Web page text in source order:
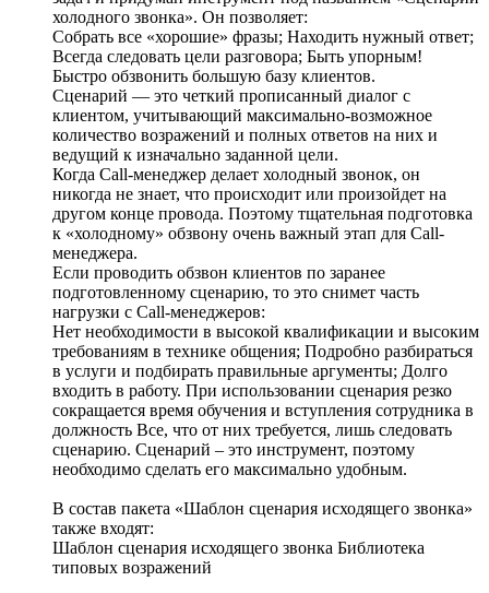
холодного звонка». Он позволяет:
Собрать все «хорошие» фразы; Находить нужный ответ;
Всегда следовать цели разговора; Быть упорным!
Быстро обзвонить большую базу клиентов.
Сценарий — это четкий прописанный диалог с
клиентом, учитывающий максимально-возможное
количество возражений и полных ответов на них и
ведущий к изначально заданной цели.
Когда Call-менеджер делает холодный звонок, он
никогда не знает, что происходит или произойдет на
другом конце провода. Поэтому тщательная подготовка
к «холодному» обзвону очень важный этап для Call-
менеджера.
Если проводить обзвон клиентов по заранее
подготовленному сценарию, то это снимет часть
нагрузки с Call-менеджеров:
Нет необходимости в высокой квалификации и высоким
требованиям в технике общения; Подробно разбираться
в услуги и подбирать правильные аргументы; Долго
входить в работу. При использовании сценария резко
сокращается время обучения и вступления сотрудника в
должность Все, что от них требуется, лишь следовать
сценарию. Сценарий – это инструмент, поэтому
необходимо сделать его максимально удобным.
В состав пакета «Шаблон сценария исходящего звонка»
также входят:
Шаблон сценария исходящего звонка Библиотека
типовых возражений